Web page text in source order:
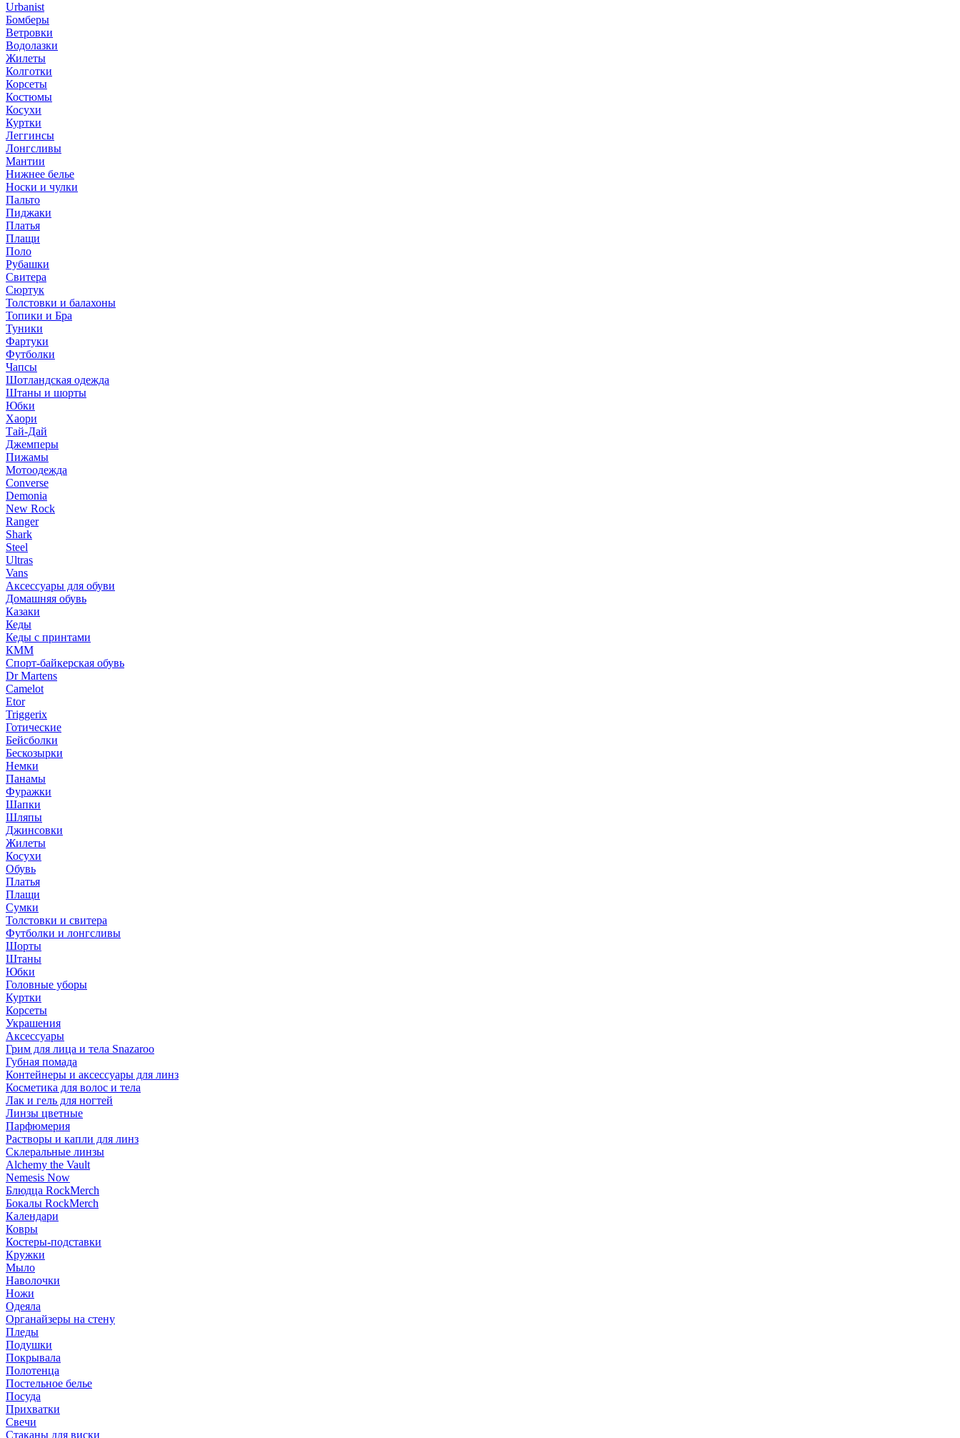
Urbanist
Бомберы
Ветровки
Водолазки
Жилеты
Колготки
Корсеты
Костюмы
Косухи
Куртки
Леггинсы
Лонгсливы
Мантии
Нижнее белье
Носки и чулки
Пальто
Пиджаки
Платья
Плащи
Поло
Рубашки
Свитера
Сюртук
Толстовки и балахоны
Топики и Бра
Туники
Фартуки
Футболки
Чапсы
Шотландская одежда
Штаны и шорты
Юбки
Хаори
Тай-Дай
Джемперы
Пижамы
Мотоодежда
Converse
Demonia
New Rock
Ranger
Shark
Steel
Ultras
Vans
Аксессуары для обуви
Домашняя обувь
Казаки
Кеды
Кеды с принтами
КММ
Спорт-байкерская обувь
Dr Martens
Camelot
Etor
Triggerix
Готические
Бейсболки
Бескозырки
Немки
Панамы
Фуражки
Шапки
Шляпы
Джинсовки
Жилеты
Косухи
Обувь
Платья
Плащи
Сумки
Толстовки и свитера
Футболки и лонгсливы
Шорты
Штаны
Юбки
Головные уборы
Куртки
Корсеты
Украшения
Аксессуары
Грим для лица и тела Snazaroo
Губная помада
Контейнеры и аксессуары для линз
Косметика для волос и тела
Лак и гель для ногтей
Линзы цветные
Парфюмерия
Растворы и капли для линз
Склеральные линзы
Alchemy the Vault
Nemesis Now
Блюдца RockMerch
Бокалы RockMerch
Календари
Ковры
Костеры-подставки
Кружки
Мыло
Наволочки
Ножи
Одеяла
Органайзеры на стену
Пледы
Подушки
Покрывала
Полотенца
Постельное белье
Посуда
Прихватки
Свечи
Стаканы для виски